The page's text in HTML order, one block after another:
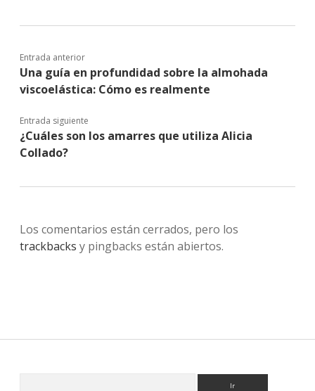
Entrada anterior
Una guía en profundidad sobre la almohada
viscoelástica: Cómo es realmente
Entrada siguiente
¿Cuáles son los amarres que utiliza Alicia
Collado?
Los comentarios están cerrados, pero los
trackbacks y pingbacks están abiertos.